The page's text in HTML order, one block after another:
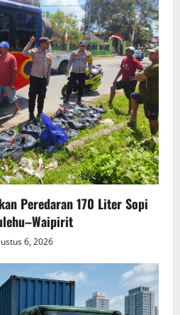
Peredaran 170 Liter Sopi
6, 2026